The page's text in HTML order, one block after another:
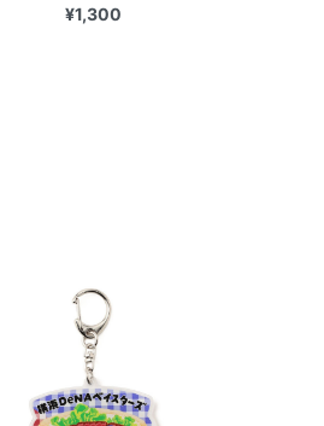
¥1,300